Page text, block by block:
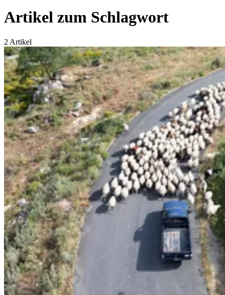
Artikel zum Schlagwort
2 Artikel